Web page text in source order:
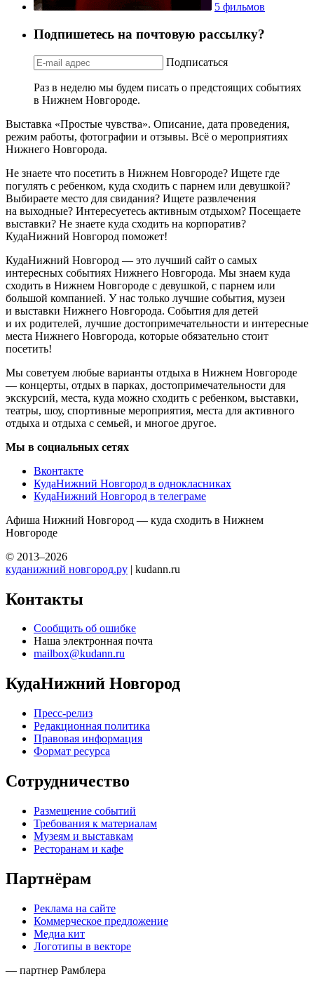
5 фильмов
Подпишетесь на почтовую рассылку?
Подписаться
Раз в неделю мы будем писать о предстоящих событиях
в Нижнем Новгороде.
Выставка «Простые чувства». Описание, дата проведения,
режим работы, фотографии и отзывы. Всё о мероприятиях
Нижнего Новгорода.
Не знаете что посетить в Нижнем Новгороде? Ищете где
погулять с ребенком, куда сходить с парнем или девушкой?
Выбираете место для свидания? Ищете развлечения
на выходные? Интересуетесь активным отдыхом? Посещаете
выставки? Не знаете куда сходить на корпоратив?
КудаНижний Новгород поможет!
КудаНижний Новгород — это лучший сайт о самых
интересных событиях Нижнего Новгорода. Мы знаем куда
сходить в Нижнем Новгороде с девушкой, с парнем или
большой компанией. У нас только лучшие события, музеи
и выставки Нижнего Новгорода. События для детей
и их родителей, лучшие достопримечательности и интересные
места Нижнего Новгорода, которые обязательно стоит
посетить!
Мы советуем любые варианты отдыха в Нижнем Новгороде
— концерты, отдых в парках, достопримечательности для
экскурсий, места, куда можно сходить с ребенком, выставки,
театры, шоу, спортивные мероприятия, места для активного
отдыха и отдыха с семьей, и многое другое.
Мы в социальных сетях
Вконтакте
КудаНижний Новгород в однокласниках
КудаНижний Новгород в телеграме
Афиша Нижний Новгород — куда сходить в Нижнем
Новгороде
© 2013–2026
куданижний новгород.ру | kudann.ru
Контакты
Сообщить об ошибке
Наша электронная почта
mailbox@kudann.ru
КудаНижний Новгород
Пресс-релиз
Редакционная политика
Правовая информация
Формат ресурса
Сотрудничество
Размещение событий
Требования к материалам
Музеям и выставкам
Ресторанам и кафе
Партнёрам
Реклама на сайте
Коммерческое предложение
Медиа кит
Логотипы в векторе
— партнер Рамблера